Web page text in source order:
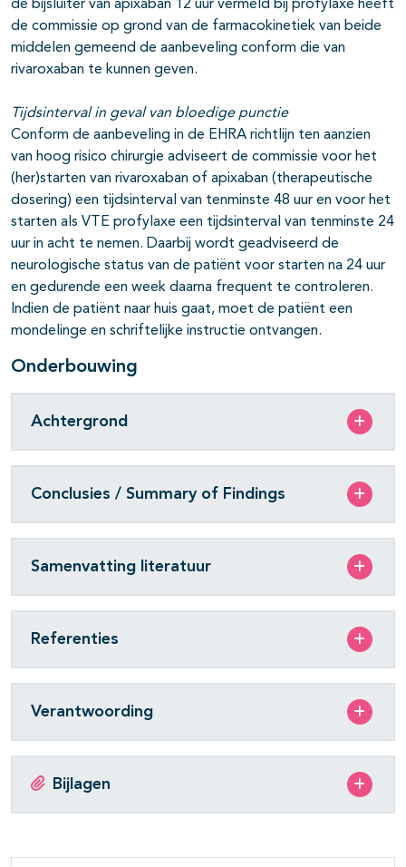
de bijsluiter van apixaban 12 uur vermeld bij profylaxe heeft
de commissie op grond van de farmacokinetiek van beide
middelen gemeend de aanbeveling conform die van
rivaroxaban te kunnen geven.
Tijdsinterval in geval van bloedige punctie
Conform de aanbeveling in de EHRA richtlijn ten aanzien
van hoog risico chirurgie adviseert de commissie voor het
(her)starten van rivaroxaban of apixaban (therapeutische
dosering) een tijdsinterval van tenminste 48 uur en voor het
starten als VTE profylaxe een tijdsinterval van tenminste 24
uur in acht te nemen. Daarbij wordt geadviseerd de
neurologische status van de patiënt voor starten na 24 uur
en gedurende een week daarna frequent te controleren.
Indien de patiënt naar huis gaat, moet de patiënt een
mondelinge en schriftelijke instructie ontvangen.
Onderbouwing
Achtergrond
Conclusies / Summary of Findings
Samenvatting literatuur
Referenties
Verantwoording
Bijlagen